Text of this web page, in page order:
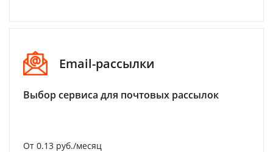
Email-рассылки
Выбор сервиса для почтовых рассылок
От 0.13 руб./месяц